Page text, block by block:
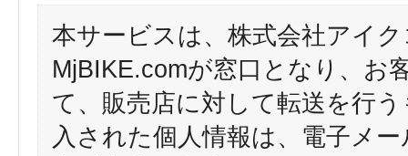
本サービスは、株式会社アイ
MjBIKE.comが窓口となり、お
て、販売店に対して転送を行
入された個人情報は、電子メ